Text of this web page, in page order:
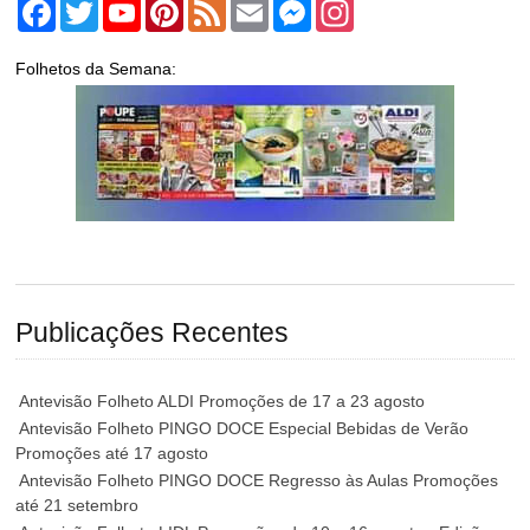
Facebook
Twitter YouTubePinterestFeed Email Messenger
Folhetos da Semana:
Publicações Recentes
Antevisão Folheto ALDI Promoções de 17 a 23 agosto
Antevisão Folheto PINGO DOCE Especial Bebidas de Verão
Promoções até 17 agosto
Antevisão Folheto PINGO DOCE Regresso às Aulas Promoções
até 21 setembro